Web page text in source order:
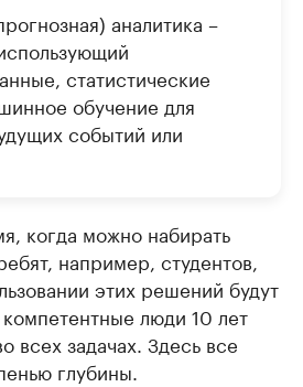
аналитика –
статистические
обучение для
событий или
когда можно набирать
например, студентов,
этих решений будут
люди 10 лет
всех задачах. Здесь все
глубины.